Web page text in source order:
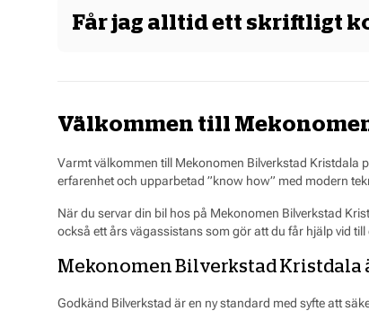
kan visa oss att du blivit erbjuden ett lägre totalpris
Får jag alltid ett skriftligt
Välkommen till
Varmt välkommen till Mekonomen Bilverkstad Kristdala
erfarenhet och upparbetad ”know how” med modern
När du servar din bil hos på Mekonomen Bilverkstad
också ett års vägassistans som gör att du får hjälp vid
Mekonomen Bilverkstad Kristdala
Godkänd Bilverkstad är en ny standard med syfte att